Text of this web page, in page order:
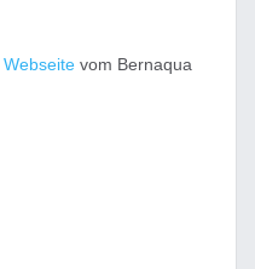
Webseite vom Bernaqua